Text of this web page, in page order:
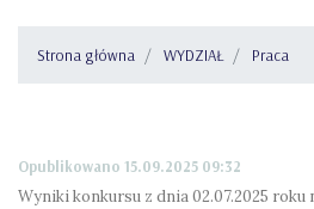
Strona główna WYDZIAŁ Praca
Opublikowano 15.09.2025 09:32
Wyniki konkursu z dnia 02.07.2025